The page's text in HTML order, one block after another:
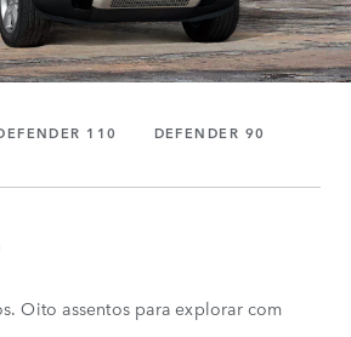
110 DEFENDER 90
Oito assentos para explorar com